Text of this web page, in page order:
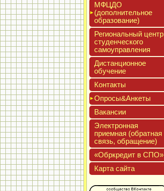
МФЦДО
(до­пол­ни­тель­ное
об­ра­зова­ние)
Реги­ональ­ный центр
сту­ден­ческо­го
са­мо­уп­равле­ния
Дис­танци­он­ное
обу­чение
Кон­такты
Опро­сы&Анке­ты
Вакан­сии
Элек­трон­ная
при­ем­ная (об­ратная
связь, об­ра­щение)
«Обркре­дит в СПО»
Кар­та сай­та